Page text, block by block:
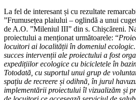
La fel de interesant și cu rezultate
”Frumusețea plaiului – oglindă a unui
de A.O. ”Mileniul III” din s. Chișcăreni.
proiectului a menționat următoarele: “
locuitori ai localității în domeniul
succes intervenții ale proiectului a fost
expedițiilor ecologice cu bicicletele în
Totodată, cu suportul unui grup de
spațiu de recreere și odihnă, în jurul
implementării proiectului îl vizualizăm și